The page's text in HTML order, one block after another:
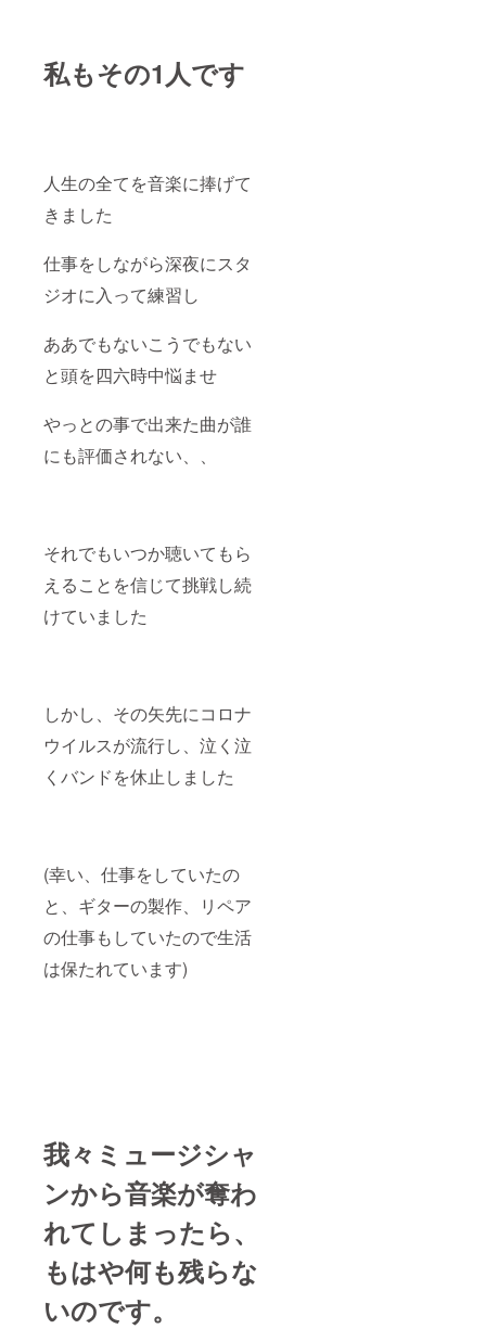
私もその1人です
人生の全てを音楽に捧げて
きました
仕事をしながら深夜にスタ
ジオに入って練習し
ああでもないこうでもない
と頭を四六時中悩ませ
やっとの事で出来た曲が誰
にも評価されない、、
それでもいつか聴いてもら
えることを信じて挑戦し続
けていました
しかし、その矢先にコロナ
ウイルスが流行し、泣く泣
くバンドを休止しました
(幸い、仕事をしていたの
と、ギターの製作、リペア
の仕事もしていたので生活
は保たれています)
我々ミュージシャ
ンから音楽が奪わ
れてしまったら、
もはや何も残らな
いのです。